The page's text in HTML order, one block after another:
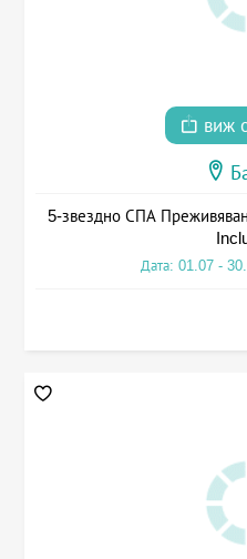
виж
5-звездно СПА
Дата: 01.07 -